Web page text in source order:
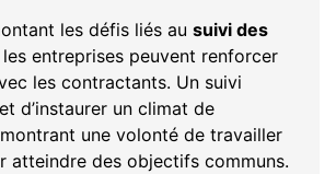
les défis liés au suivi des
les entreprises peuvent renforcer
les contractants. Un suivi
d’instaurer un climat de
une volonté de travailler
atteindre des objectifs communs.